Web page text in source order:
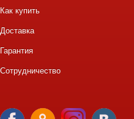
Как купить
Доставка
Гарантия
Сотрудничество